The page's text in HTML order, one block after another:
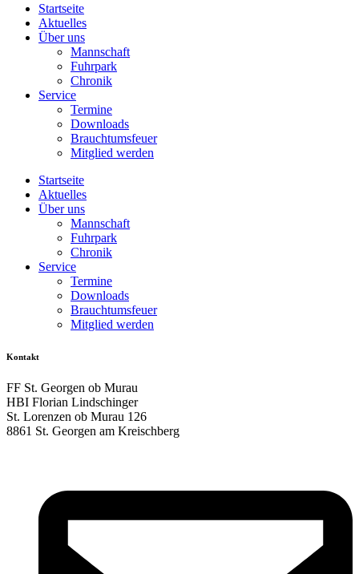
Startseite
Aktuelles
Über uns
Mannschaft
Fuhrpark
Chronik
Service
Termine
Downloads
Brauchtumsfeuer
Mitglied werden
Startseite
Aktuelles
Über uns
Mannschaft
Fuhrpark
Chronik
Service
Termine
Downloads
Brauchtumsfeuer
Mitglied werden
Kontakt
FF St. Georgen ob Murau
HBI Florian Lindschinger
St. Lorenzen ob Murau 126
8861 St. Georgen am Kreischberg